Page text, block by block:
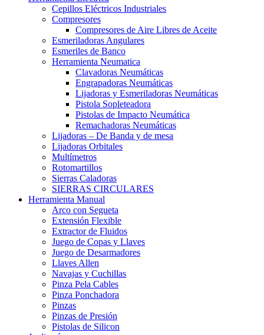
Cepillos Eléctricos Industriales
Compresores
Compresores de Aire Libres de Aceite
Esmeriladoras Angulares
Esmeriles de Banco
Herramienta Neumatica
Clavadoras Neumáticas
Engrapadoras Neumáticas
Lijadoras y Esmeriladoras Neumáticas
Pistola Sopleteadora
Pistolas de Impacto Neumática
Remachadoras Neumáticas
Lijadoras – De Banda y de mesa
Lijadoras Orbitales
Multímetros
Rotomartillos
Sierras Caladoras
SIERRAS CIRCULARES
Herramienta Manual
Arco con Segueta
Extensión Flexible
Extractor de Fluidos
Juego de Copas y Llaves
Juego de Desarmadores
Llaves Allen
Navajas y Cuchillas
Pinza Pela Cables
Pinza Ponchadora
Pinzas
Pinzas de Presión
Pistolas de Silicon